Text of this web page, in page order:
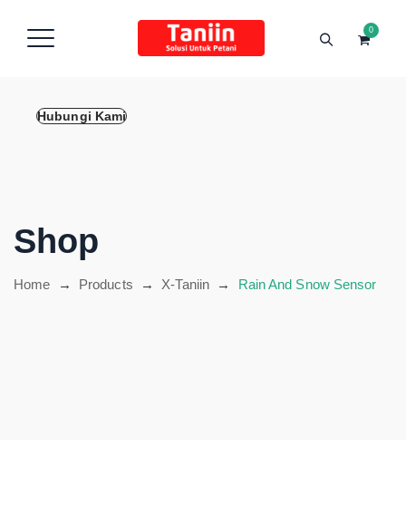
Hubungi Kami
0
Shop
Home → Products → X-Taniin → Rain And Snow Sensor